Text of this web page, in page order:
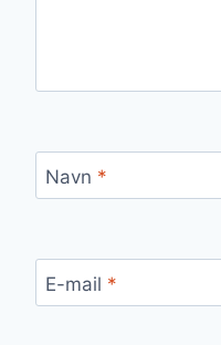
Navn *
E-mail *